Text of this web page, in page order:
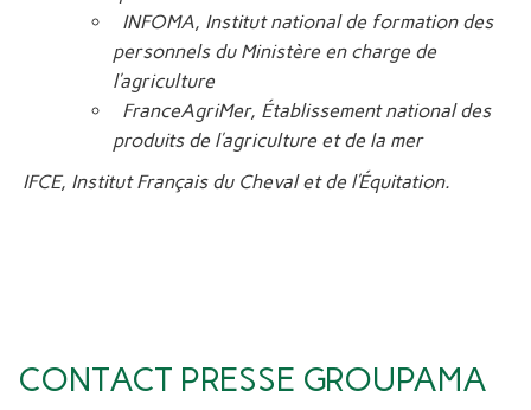
INFOMA, Institut national de formation des
personnels du Ministère en charge de
l’agriculture
FranceAgriMer, Établissement national des
produits de l’agriculture et de la mer
IFCE, Institut Français du Cheval et de l’Équitation.
CONTACT PRESSE GROUPAMA